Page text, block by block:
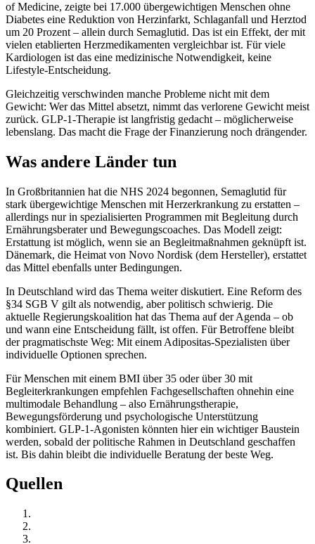
of Medicine, zeigte bei 17.000 übergewichtigen Menschen ohne
Diabetes eine Reduktion von Herzinfarkt, Schlaganfall und Herztod
um 20 Prozent – allein durch Semaglutid. Das ist ein Effekt, der mit
vielen etablierten Herzmedikamenten vergleichbar ist. Für viele
Kardiologen ist das eine medizinische Notwendigkeit, keine
Lifestyle-Entscheidung.
Gleichzeitig verschwinden manche Probleme nicht mit dem
Gewicht: Wer das Mittel absetzt, nimmt das verlorene Gewicht meist
zurück. GLP-1-Therapie ist langfristig gedacht – möglicherweise
lebenslang. Das macht die Frage der Finanzierung noch drängender.
Was andere Länder tun
In Großbritannien hat die NHS 2024 begonnen, Semaglutid für
stark übergewichtige Menschen mit Herzerkrankung zu erstatten –
allerdings nur in spezialisierten Programmen mit Begleitung durch
Ernährungsberater und Bewegungscoaches. Das Modell zeigt:
Erstattung ist möglich, wenn sie an Begleitmaßnahmen geknüpft ist.
Dänemark, die Heimat von Novo Nordisk (dem Hersteller), erstattet
das Mittel ebenfalls unter Bedingungen.
In Deutschland wird das Thema weiter diskutiert. Eine Reform des
§34 SGB V gilt als notwendig, aber politisch schwierig. Die
aktuelle Regierungskoalition hat das Thema auf der Agenda – ob
und wann eine Entscheidung fällt, ist offen. Für Betroffene bleibt
der pragmatischste Weg: Mit einem Adipositas-Spezialisten über
individuelle Optionen sprechen.
Für Menschen mit einem BMI über 35 oder über 30 mit
Begleiterkrankungen empfehlen Fachgesellschaften ohnehin eine
multimodale Behandlung – also Ernährungstherapie,
Bewegungsförderung und psychologische Unterstützung
kombiniert. GLP-1-Agonisten könnten hier ein wichtiger Baustein
werden, sobald der politische Rahmen in Deutschland geschaffen
ist. Bis dahin bleibt die individuelle Beratung der beste Weg.
Quellen